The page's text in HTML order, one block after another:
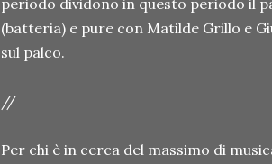
periodo dividono in questo periodo il
(batteria) e pure con Matilde Grillo e
sul palco.
//
Per chi è in cerca del massimo di